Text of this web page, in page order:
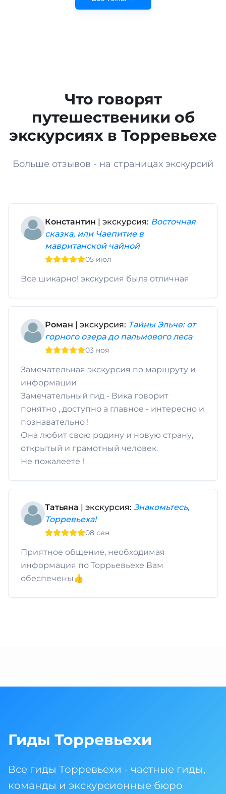
Что говорят
путешественики об
экскурсиях в Торревьехе
Больше отзывов - на страницах экскурсий
Константин | экскурсия: Восточная
сказка, или Чаепитие в
мавританской чайной
05 июл
Все шикарно! экскурсия была отличная
Роман | экскурсия: Тайны Эльче: от
горного озера до пальмового леса
03 ноя
Замечательная экскурсия по маршруту и
информации
Замечательный гид - Вика говорит
понятно , доступно а главное - интересно и
познавательно !
Она любит свою родину и новую страну,
открытый и грамотный человек.
Не пожалеете !
Татьяна | экскурсия: Знакомьтесь,
Торревьеха!
08 сен
Приятное общение, необходимая
информация по Торрьевьехе Вам
обеспечены👍
Гиды Торревьехи
Все гиды Торревьехи - частные гиды,
команды и экскурсионные бюро